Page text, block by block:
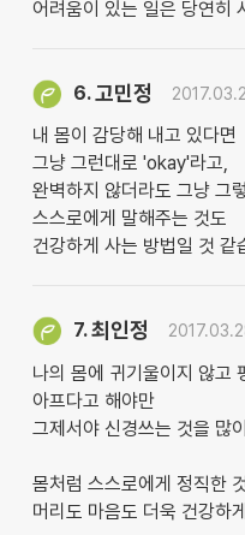
어려움이 있는 일은 당연히
6.고민정
내 몸이 감당해 내고 있다면
그냥 그런대로 'okay'라고,
완벽하지 않더라도 그냥 그
스스로에게 말해주는 것도
건강하게 사는 방법일 것 같
7.최인정
나의 몸에 귀기울이지 않고
아프다고 해야만
그제서야 신경쓰는 것을 많
몸처럼 스스로에게 정직한
머리도 마음도 더욱 건강하